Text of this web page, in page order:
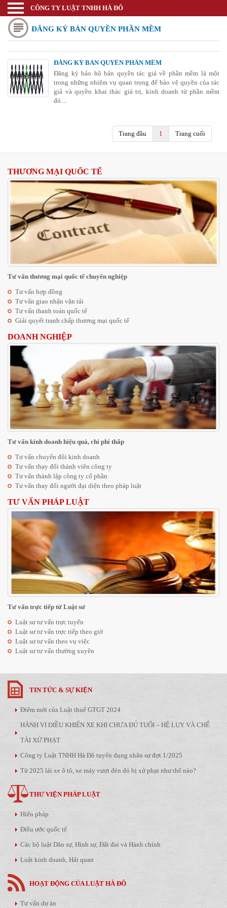
Luật sư
Trang chủ
Thương mại quốc tế
Thành lập doanh nghiệp
Thay đổi đăng ký kinh doanh
Giấy phép Công thương
Giấy phép Y tế - Văn Hóa
Thư viện pháp luật
CÔNG TY LUẬT TNHH HÀ ĐÔ
ĐĂNG KÝ BẢN QUYỀN PHẦN MỀM
ĐĂNG KÝ BẢN QUYỀN PHẦN MỀM
Đăng ký bảo hộ bản quyền tác giả về phần mềm là một
trong những nhiệm vụ quan trọng để bảo vệ quyền của tác
giả và quyền khai thác giá trị, kinh doanh từ phần mềm
đó....
Trang đầu 1 Trang cuối
THƯƠNG MẠI QUỐC TẾ
Tư vấn thương mại quốc tế chuyên nghiệp
Tư vấn hợp đồng
Tư vấn giao nhận vận tải
Tư vấn thanh toán quốc tế
Giải quyết tranh chấp thương mại quốc tế
DOANH NGHIỆP
Tư vấn kinh doanh hiệu quả, chi phí thấp
Tư vấn chuyển đổi kinh doanh
Tư vấn thay đổi thành viên công ty
Tư vấn thành lập công ty cổ phần
Tư vấn thay đổi người đại diện theo pháp luật
TƯ VẤN PHÁP LUẬT
Tư vấn trực tiếp từ Luật sư
Luật sư tư vấn trực tuyến
Luật sư tư vấn trực tiếp theo giờ
Luật sư tư vấn theo vụ việc
Luật sư tư vấn thường xuyên
TIN TỨC & SỰ KIỆN
Điểm mới của Luật thuế GTGT 2024
HÀNH VI ĐIỀU KHIỂN XE KHI CHƯA ĐỦ TUỔI – HỆ LỤY VÀ CHẾ
TÀI XỬ PHẠT
Công ty Luật TNHH Hà Đô tuyển dụng nhân sự đợt 1/2025
Từ 2025 lái xe ô tô, xe máy vượt đèn đỏ bị xử phạt như thế nào?
THƯ VIỆN PHÁP LUẬT
Hiến pháp
Điều ước quốc tế
Các bộ luật Dân sự, Hình sự, Đất đai và Hành chính
Luật kinh doanh, Hải quan
HOẠT ĐỘNG CỦA LUẬT HÀ ĐÔ
Tư vấn dự án